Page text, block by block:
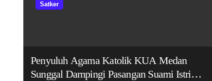
Satker
Penyuluh Agama Katolik KUA Medan
Sunggal Dampingi Pasangan Suami Istri